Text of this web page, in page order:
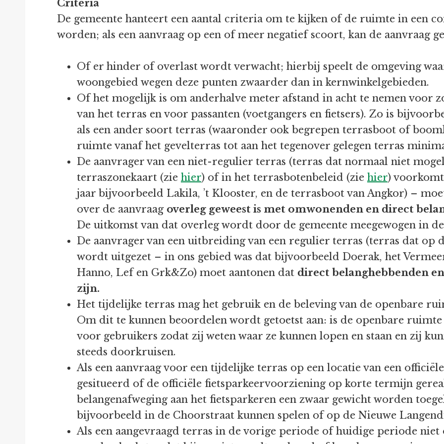
Criteria
De gemeente hanteert een aantal criteria om te kijken of de ruimte in een
worden; als een aanvraag op een of meer negatief scoort, kan de aanvraag
Of er hinder of overlast wordt verwacht; hierbij speelt de omgeving
woongebied wegen deze punten zwaarder dan in kernwinkelgebieden.
Of het mogelijk is om anderhalve meter afstand in acht te nemen voor
van het terras en voor passanten (voetgangers en fietsers). Zo is
als een ander soort terras (waaronder ook begrepen terrasboot of
ruimte vanaf het gevelterras tot aan het tegenover gelegen terras
De aanvrager van een niet-regulier terras (terras dat normaal niet
terraszonekaart (zie hier) of in het terrasbotenbeleid (zie hier)
jaar bijvoorbeeld Lakila, ’t Klooster, en de terrasboot van Angkor) –
over de aanvraag overleg geweest is met omwonenden en direct
De uitkomst van dat overleg wordt door de gemeente meegewogen in
De aanvrager van een uitbreiding van een regulier terras (terras dat op
wordt uitgezet – in ons gebied was dat bijvoorbeeld Doerak, het
Hanno, Lef en Grk&Zo) moet aantonen dat direct belanghebbenden
zijn.
Het tijdelijke terras mag het gebruik en de beleving van de openbare
Om dit te kunnen beoordelen wordt getoetst aan: is de openbare
voor gebruikers zodat zij weten waar ze kunnen lopen en staan en zij
steeds doorkruisen.
Als een aanvraag voor een tijdelijke terras op een locatie van een
gesitueerd of de officiële fietsparkeervoorziening op korte termijn
belangenafweging aan het fietsparkeren een zwaar gewicht worden
bijvoorbeeld in de Choorstraat kunnen spelen of op de Nieuwe
Als een aangevraagd terras in de vorige periode of huidige periode